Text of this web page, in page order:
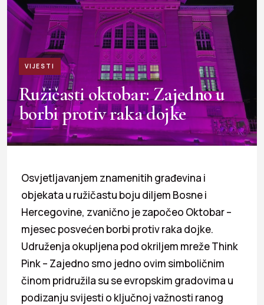
VIJESTI
Ružičasti oktobar: Zajedno u
borbi protiv raka dojke
Osvjetljavanjem znamenitih građevina i
objekata u ružičastu boju diljem Bosne i
Hercegovine, zvanično je započeo Oktobar –
mjesec posvećen borbi protiv raka dojke.
Udruženja okupljena pod okriljem mreže Think
Pink – Zajedno smo jedno ovim simboličnim
činom pridružila su se evropskim gradovima u
podizanju svijesti o ključnoj važnosti ranog